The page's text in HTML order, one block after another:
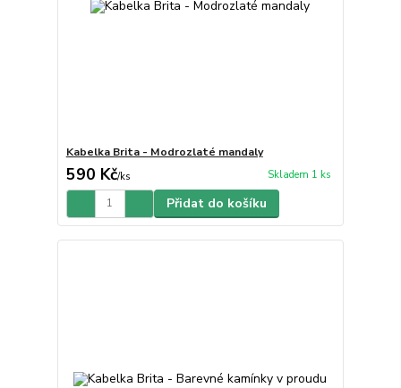
Kabelka Brita - Modrozlaté mandaly
590 Kč/ks Skladem 1 ks
Přidat do košíku